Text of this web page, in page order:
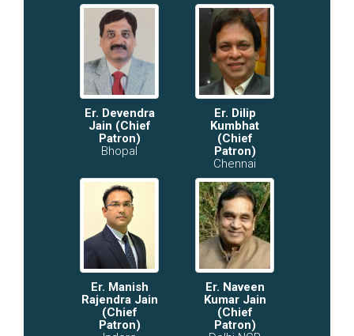
Er. Devendra
Jain (Chief
Patron)
Bhopal
Er. Dilip
Kumbhat
(Chief
Patron)
Chennai
Er. Manish
Rajendra Jain
(Chief
Patron)
Er. Naveen
Kumar Jain
(Chief
Patron)